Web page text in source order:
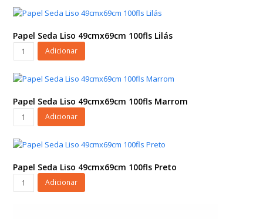
Liso
49cmx69cm
100fls
Azul
Escuro
Papel Seda Liso 49cmx69cm 100fls Lilás
Papel
Seda
Liso
49cmx69cm
100fls
Lilás
quantidade
Adicionar
Papel Seda Liso 49cmx69cm 100fls Marrom
Papel
Seda
Liso
49cmx69cm
100fls
Marrom
quantidade
Adicionar
Papel Seda Liso 49cmx69cm 100fls Preto
Papel
Seda
Adicionar